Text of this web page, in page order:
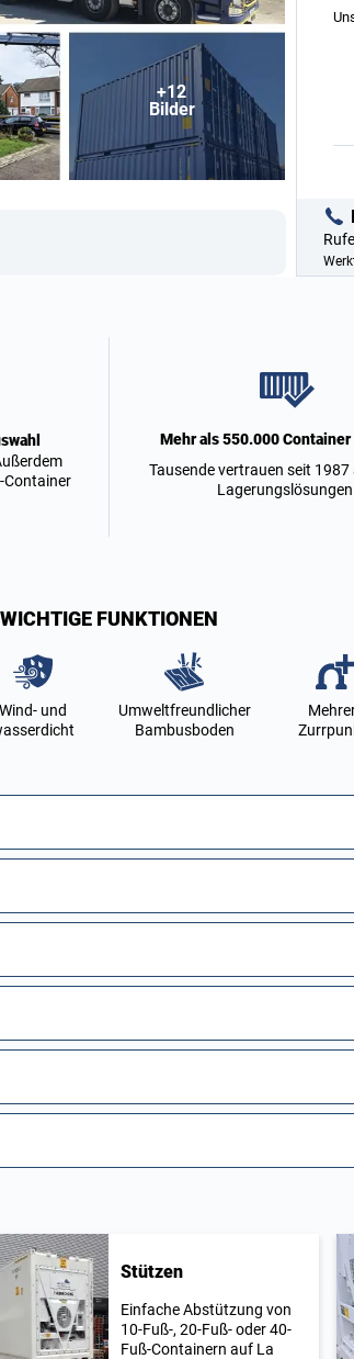
+12
Bilder
Container
Mehr als 550.000
Tausende vertrauen seit 1987
WICHTIGE FUNKTIONEN
Wind- und
Umweltfreundlicher
Bambusboden
Stützen
Einfache Abstützung von
10-Fuß-, 20-Fuß- oder 40-
Fuß-Containern auf La